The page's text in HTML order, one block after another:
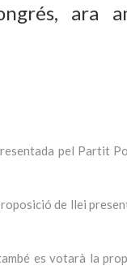
ara
pel Partit
de llei
es votarà la